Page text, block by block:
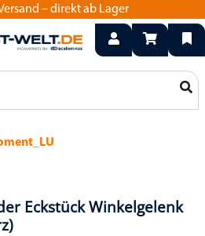
– direkt ab Lager
15 50 550welt.de
Eckstück Winkelgelenk